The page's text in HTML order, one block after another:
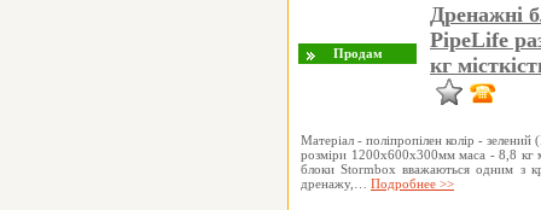
Дренажні
PipeLife
кг
Матеріал - поліпропілен колір -
розміри 1200х600х300мм маса - 8,8 кг
блоки Stormbox вважаються одним з
дренажу,… Подробнее >>